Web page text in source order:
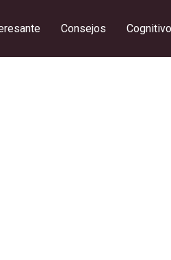
Consejos Cognitivo